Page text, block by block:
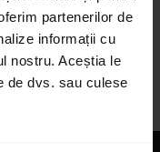
partenerilor de
informații cu
nostru. Aceștia le
de dvs. sau culese